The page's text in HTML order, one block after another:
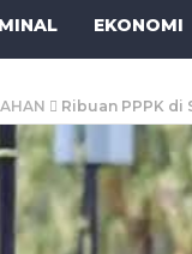
EKONOMI
Ribuan PPPK di